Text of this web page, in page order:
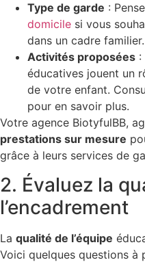
Type de garde :
domicile si vous
dans un cadre familier.
Activités proposées :
éducatives jouent un
de votre enfant.
pour en savoir plus.
Votre agence BiotyfulBB,
prestations sur mesure
grâce à leurs services de
2. Évaluez la
l’encadrement
La qualité de l’équipe
Voici quelques questions à